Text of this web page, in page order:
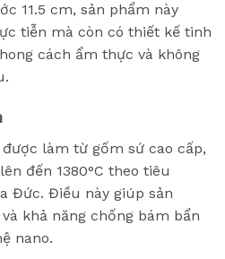
11.5 cm, sản phẩm này
tiễn mà còn có thiết kế tinh
cách ẩm thực và không
được làm từ gốm sứ cao cấp,
đến 1380°C theo tiêu
Đức. Điều này giúp sản
khả năng chống bám bẩn
nano.